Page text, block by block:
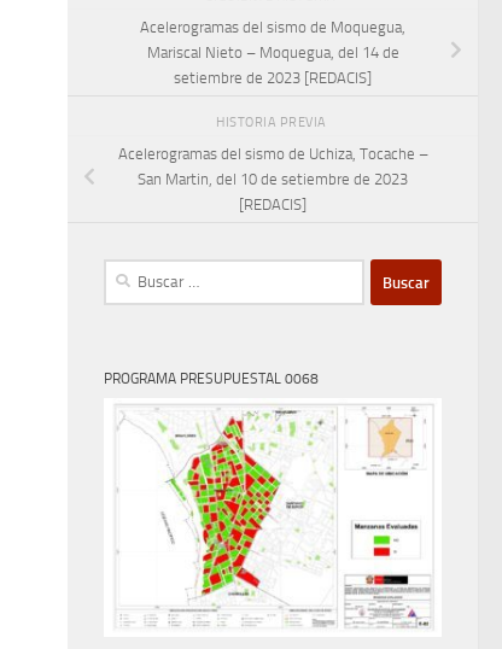
Acelerogramas del sismo de Moquegua,
Mariscal Nieto – Moquegua, del 14 de
setiembre de 2023 [REDACIS]
HISTORIA PREVIA
Acelerogramas del sismo de Uchiza, Tocache –
San Martin, del 10 de setiembre de 2023
[REDACIS]
Buscar:
PROGRAMA PRESUPUESTAL 0068